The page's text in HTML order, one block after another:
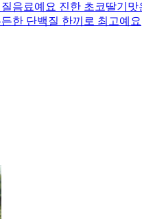
음료예요 진한 초코딸기
한 단백질 한끼로 최고예요